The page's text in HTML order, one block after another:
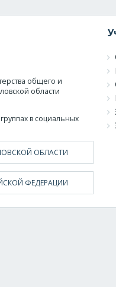
общего и
области
в социальных
ОБЛАСТИ
ФЕДЕРАЦИИ